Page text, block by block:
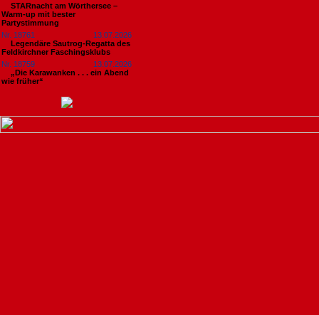
STARnacht am Wörthersee –
Warm-up mit bester
Partystimmung
Nr. 18761
13.07.2026
Legendäre Sautrog-Regatta des
Feldkirchner Faschingsklubs
Nr. 18759
13.07.2026
„Die Karawanken . . . ein Abend
wie früher“